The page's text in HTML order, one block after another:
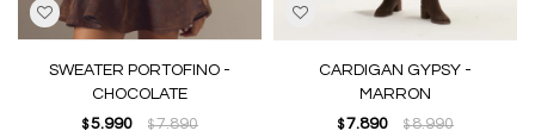
SWEATER PORTOFINO -
CHOCOLATE
$ 5.990 $7.890
CARDIGAN GYPSY -
MARRON
$ 7.890 $8.990